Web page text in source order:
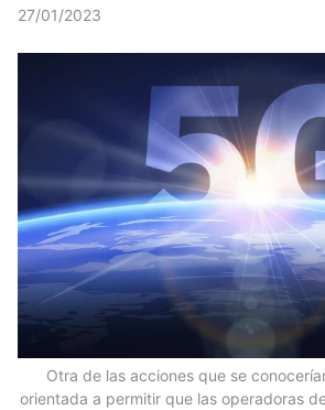
27/01/2023
Otra de las acciones que se
orientada a permitir que las operadoras